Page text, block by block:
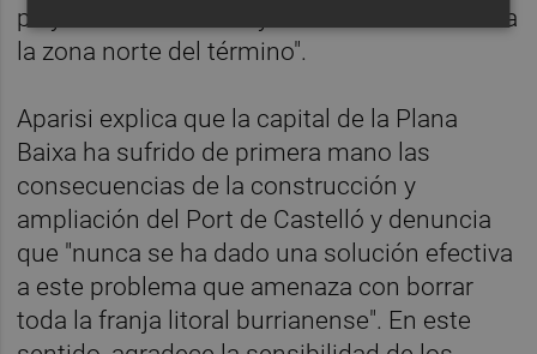
playa en La Serratella y las escolleras en toda
la zona norte del término".
Aparisi explica que la capital de la Plana
Baixa ha sufrido de primera mano las
consecuencias de la construcción y
ampliación del Port de Castelló y denuncia
que "nunca se ha dado una solución efectiva
a este problema que amenaza con borrar
toda la franja litoral burrianense". En este